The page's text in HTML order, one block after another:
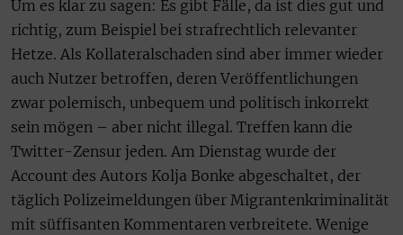
Um es klar zu sagen: Es gibt Fälle, da ist dies gut und
richtig, zum Beispiel bei strafrechtlich relevanter
Hetze. Als Kollateralschaden sind aber immer wieder
auch Nutzer betroffen, deren Veröffentlichungen
zwar polemisch, unbequem und politisch inkorrekt
sein mögen – aber nicht illegal. Treffen kann die
Twitter-Zensur jeden. Am Dienstag wurde der
Account des Autors Kolja Bonke abgeschaltet, der
täglich Polizeimeldungen über Migrantenkriminalität
mit süffisanten Kommentaren verbreitete. Wenige